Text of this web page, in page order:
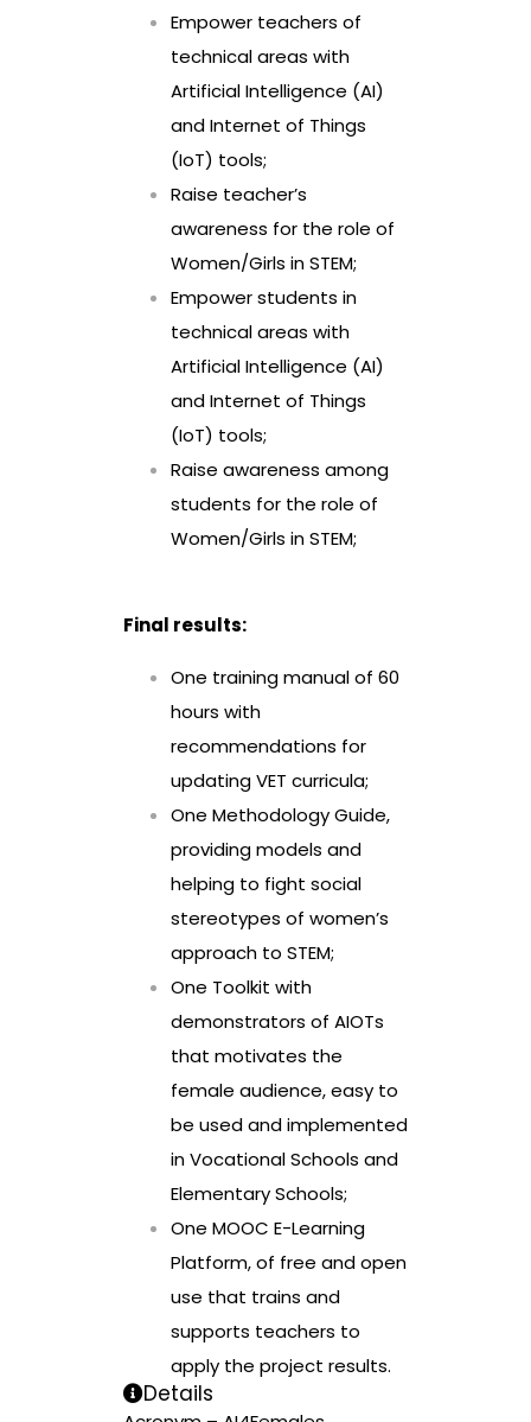
Empower teachers of
technical areas with
Artificial Intelligence (AI)
and Internet of Things
(IoT) tools;
Raise teacher’s
awareness for the role of
Women/Girls in STEM;
Empower students in
technical areas with
Artificial Intelligence (AI)
and Internet of Things
(IoT) tools;
Raise awareness among
students for the role of
Women/Girls in STEM;
Final results:
One training manual of 60
hours with
recommendations for
updating VET curricula;
One Methodology Guide,
providing models and
helping to fight social
stereotypes of women’s
approach to STEM;
One Toolkit with
demonstrators of AIOTs
that motivates the
female audience, easy to
be used and implemented
in Vocational Schools and
Elementary Schools;
One MOOC E-Learning
Platform, of free and open
use that trains and
supports teachers to
apply the project results.
Details